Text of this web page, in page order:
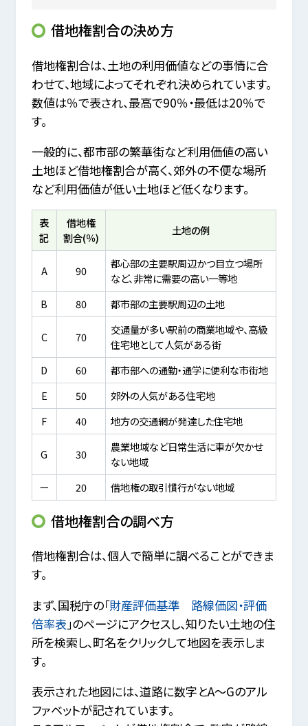
借地権割合の決め方
借地権割合は、土地の利用価値などの事情に合
わせて、地域によってそれぞれ決められています。
数値は％で表され、最高で90％・最低は20％で
す。
一般的に、都市部の繁華街など利用価値の高い
土地ほど借地権割合が高く、郊外の不便な場所
など利用価値が低い土地ほど低くなります。
表
記
借地権
割合(％)
土地の例
A 90
都心部の主要駅周辺かつ目立つ場所
など、非常に需要の高い一等地
B
80 都市部の主要駅周辺の土地
C 70
交通量が多い駅前の商業地域や、高級
住宅地として人気がある街
D
60
都市部への通勤・通学に便利な市街地
E
50
郊外の人気がある住宅地
F
40 地方の交通網が発達した住宅地
G 30
農業地域など日常生活に車が欠かせ
ない地域
ー
20 借地権の取引慣行がない地域
借地権割合の調べ方
借地権割合は、個人で簡単に調べることができま
す。
まず、国税庁の「財産評価基準 路線価図・評価
倍率表 」のページにアクセスし、知りたい土地の住
所を検索し、町名をクリックして地図を表示しま
す。
表示された地図には、道路に数字とA～Gのアル
ファベットが記されています。